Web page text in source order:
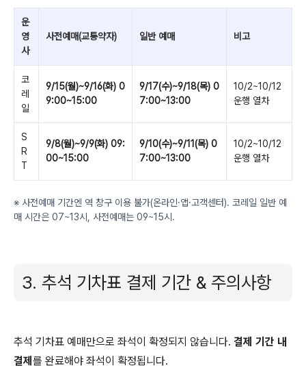
운
영
사
사전예매(교통약자) 일반 예매 비고
코
레
일
9/15(월)~9/16(화) 0
9:00~15:00
9/17(수)~9/18(목) 0
7:00~13:00
10/2~10/12
운행 열차
S
R
T
9/8(월)~9/9(화) 09:
00~15:00
9/10(수)~9/11(목) 0
7:00~13:00
10/2~10/12
운행 열차
※ 사전예매 기간엔 역 창구 이용 불가(온라인·앱·고객센터). 코레일 일반 예
매 시간은 07~13시, 사전예매는 09~15시.
3. 추석 기차표 결제 기간 & 주의사항
추석 기차표 예매만으로 좌석이 확정되지 않습니다. 결제 기간 내
결제 를 완료해야 좌석이 확정됩니다.